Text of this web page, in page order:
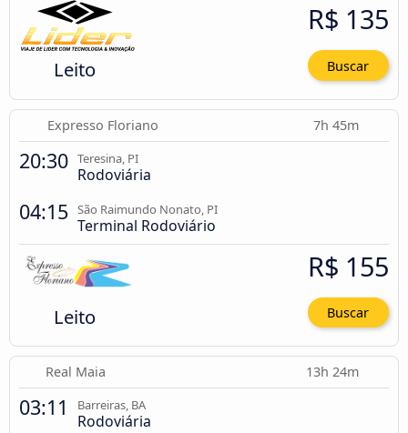
Leito
R$ 135
Buscar
Expresso Floriano 7h 45m
20:30 Teresina, PI
Rodoviária
04:15 São Raimundo Nonato, PI
Terminal Rodoviário
Leito
R$ 155
Buscar
Real Maia 13h 24m
03:11 Barreiras, BA
Rodoviária